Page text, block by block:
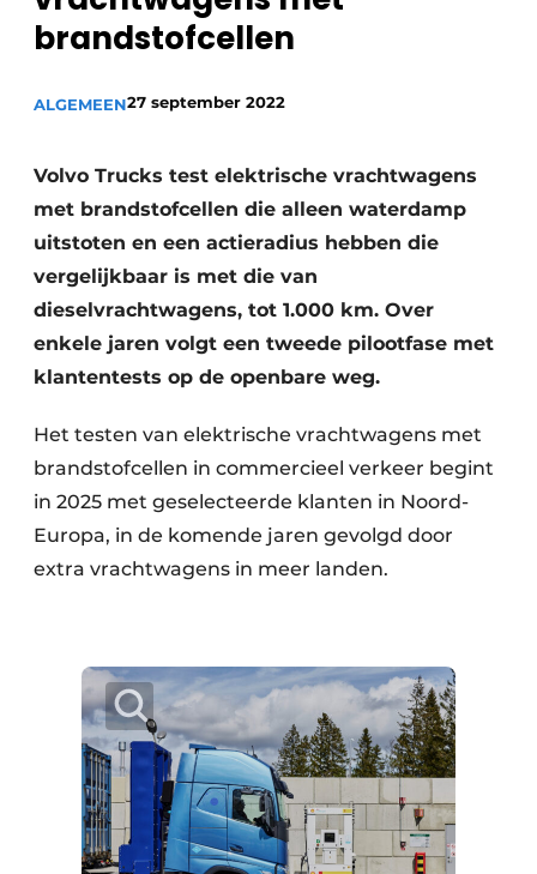
Vacatures
brandstofcellen
ALGEMEEN27 september 2022
Volvo Trucks test elektrische vrachtwagens
met brandstofcellen die alleen waterdamp
uitstoten en een actieradius hebben die
vergelijkbaar is met die van
dieselvrachtwagens, tot 1.000 km. Over
enkele jaren volgt een tweede pilootfase met
klantentests op de openbare weg.
Het testen van elektrische vrachtwagens met
brandstofcellen in commercieel verkeer begint
in 2025 met geselecteerde klanten in Noord-
Europa, in de komende jaren gevolgd door
extra vrachtwagens in meer landen.